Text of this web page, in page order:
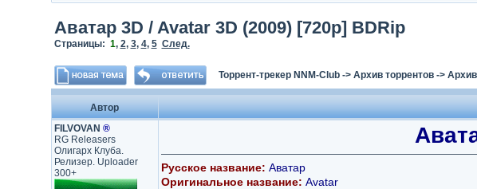
Аватар 3D / Avatar 3D (2009) [720p] BDRip
Страницы: 1, 2, 3, 4, 5 След.
Торрент-трекер NNM-Club-> Архив торрентов->
Автор
FILVOVAN ®
RG Releasers
Олигарх Клуба.
Релизер. Uploader
300+
Русское название: Аватар
Оригинальное название: Avatar